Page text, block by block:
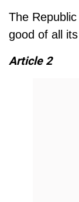
The
good of all
Article 2